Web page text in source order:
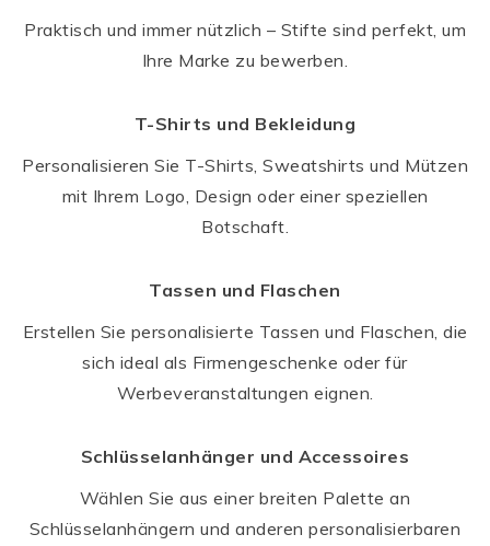
Praktisch und immer nützlich – Stifte sind perfekt, um
Ihre Marke zu bewerben.
T-Shirts und Bekleidung
Personalisieren Sie T-Shirts, Sweatshirts und Mützen
mit Ihrem Logo, Design oder einer speziellen
Botschaft.
Tassen und Flaschen
Erstellen Sie personalisierte Tassen und Flaschen, die
sich ideal als Firmengeschenke oder für
Werbeveranstaltungen eignen.
Schlüsselanhänger und Accessoires
Wählen Sie aus einer breiten Palette an
Schlüsselanhängern und anderen personalisierbaren